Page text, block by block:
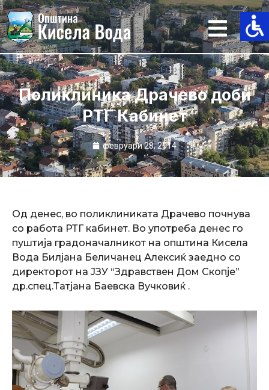
Skip
to
content
Поликлиника Драчево доби
РТГ Кабинет
февруари 28, 2014
Од денес, во поликлиниката Драчево почнува
со работа РТГ кабинет. Во употреба денес го
пуштија градоначалникот на општина Кисела
Вода Билјана Беличанец Алексиќ заедно со
директорот на ЈЗУ “Здравствен Дом Скопје”
др.спец.Татјана Баевска Вучковиќ .